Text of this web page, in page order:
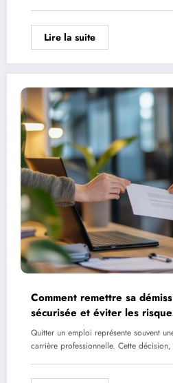
Lire la suite
Comment remettre sa
sécurisée et éviter les
Quitter un emploi représente souvent
carrière professionnelle. Cette